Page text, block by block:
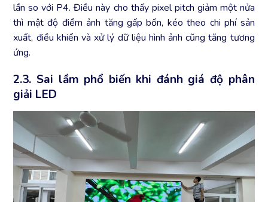
lần so với P4. Điều này cho thấy pixel pitch giảm một nửa
thì mật độ điểm ảnh tăng gấp bốn, kéo theo chi phí sản
xuất, điều khiển và xử lý dữ liệu hình ảnh cũng tăng tương
ứng.
2.3. Sai lầm phổ biến khi đánh giá độ phân
giải LED